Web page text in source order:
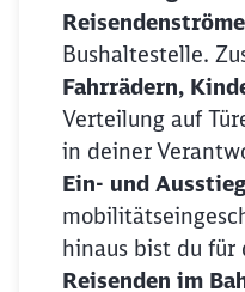
Reisendenströme
Bushaltestelle.
Fahrrädern,
Verteilung auf
in deiner
Ein- und Ausstieg
hinaus bist du für
Reisenden im